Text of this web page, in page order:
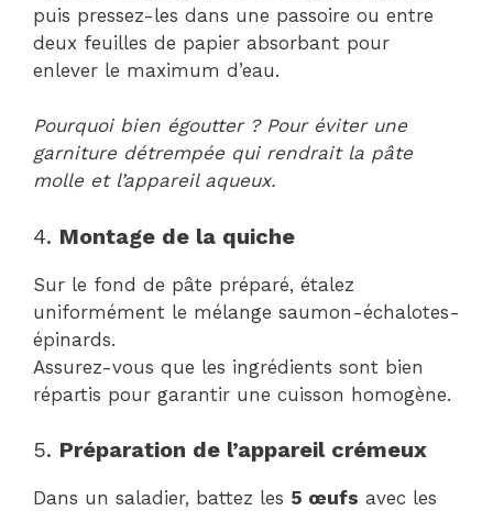
puis pressez-les dans une passoire ou entre
deux feuilles de papier absorbant pour
enlever le maximum d’eau.
Pourquoi bien égoutter ? Pour éviter une
garniture détrempée qui rendrait la pâte
molle et l’appareil aqueux.
4. Montage de la quiche
Sur le fond de pâte préparé, étalez
uniformément le mélange saumon-échalotes-
épinards.
Assurez-vous que les ingrédients sont bien
répartis pour garantir une cuisson homogène.
5. Préparation de l’appareil crémeux
Dans un saladier, battez les 5 œufs avec les